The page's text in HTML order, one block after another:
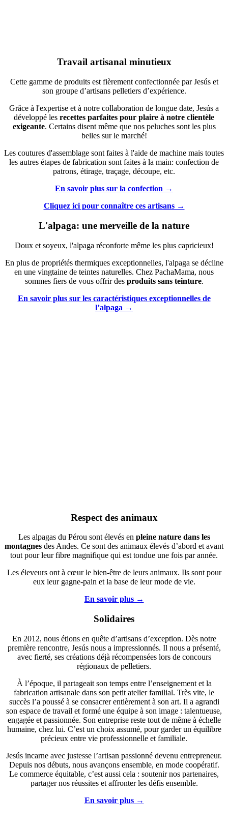
Travail artisanal minutieux
Cette gamme de produits est fièrement confectionnée par Jesús et
son groupe d’artisans pelletiers d’expérience.
Grâce à l'expertise et à notre collaboration de longue date, Jesús a
développé les recettes parfaites pour plaire à notre clientèle
exigeante. Certains disent même que nos peluches sont les plus
belles sur le marché!
Les coutures d'assemblage sont faites à l'aide de machine mais toutes
les autres étapes de fabrication sont faites à la main: confection de
patrons, étirage, traçage, découpe, etc.
En savoir plus sur la confection →
Cliquez ici pour connaître ces artisans →
L'alpaga: une merveille de la nature
Doux et soyeux, l'alpaga réconforte même les plus capricieux!
En plus de propriétés thermiques exceptionnelles, l'alpaga se décline
en une vingtaine de teintes naturelles. Chez PachaMama, nous
sommes fiers de vous offrir des produits sans teinture.
En savoir plus sur les caractéristiques exceptionnelles de
l’alpaga →
Respect des animaux
Les alpagas du Pérou sont élevés en pleine nature dans les
montagnes des Andes. Ce sont des animaux élevés d’abord et avant
tout pour leur fibre magnifique qui est tondue une fois par année.
Les éleveurs ont à cœur le bien-être de leurs animaux. Ils sont pour
eux leur gagne-pain et la base de leur mode de vie.
En savoir plus →
Solidaires
En 2012, nous étions en quête d’artisans d’exception. Dès notre
première rencontre, Jesús nous a impressionnés. Il nous a présenté,
avec fierté, ses créations déjà récompensées lors de concours
régionaux de pelletiers.
À l’époque, il partageait son temps entre l’enseignement et la
fabrication artisanale dans son petit atelier familial. Très vite, le
succès l’a poussé à se consacrer entièrement à son art. Il a agrandi
son espace de travail et formé une équipe à son image : talentueuse,
engagée et passionnée. Son entreprise reste tout de même à échelle
humaine, chez lui. C’est un choix assumé, pour garder un équilibre
précieux entre vie professionnelle et familiale.
Jesús incarne avec justesse l’artisan passionné devenu entrepreneur.
Depuis nos débuts, nous avançons ensemble, en mode coopératif.
Le commerce équitable, c’est aussi cela : soutenir nos partenaires,
partager nos réussites et affronter les défis ensemble.
En savoir plus →